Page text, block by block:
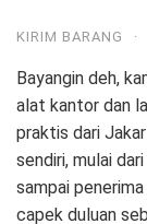
KIRIM BARANG ·
Bayangin deh,
alat kantor dan
praktis dari
sendiri, mulai
sampai
capek duluan